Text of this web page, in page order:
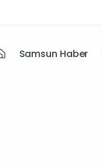
Samsun Haber